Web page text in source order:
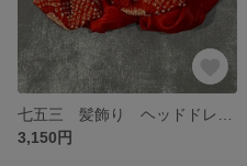
3,150円